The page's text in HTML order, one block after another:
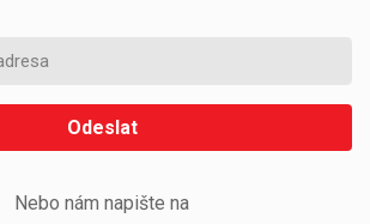
Odeslat
Nebo nám napište na